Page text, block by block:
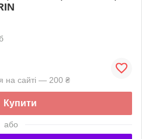
на сайті — 200 ₴
Купити
або